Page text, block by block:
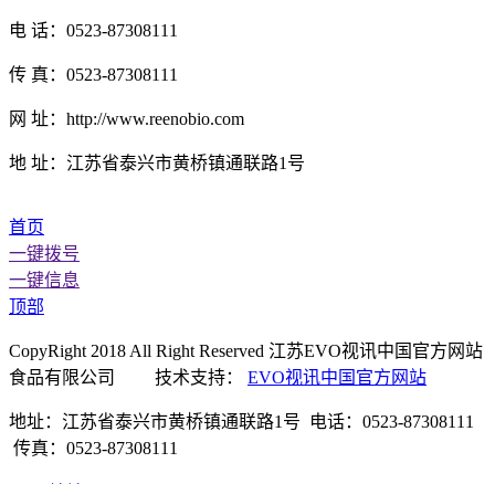
电 话：0523-87308111
传 真：0523-87308111
网 址：http://www.reenobio.com
地 址：江苏省泰兴市黄桥镇通联路1号
首页
一键拨号
一键信息
顶部
CopyRight 2018 All Right Reserved 江苏EVO视讯中国官方网站
食品有限公司 技术支持： EVO视讯中国官方网站
地址：江苏省泰兴市黄桥镇通联路1号 电话：0523-87308111
传真：0523-87308111